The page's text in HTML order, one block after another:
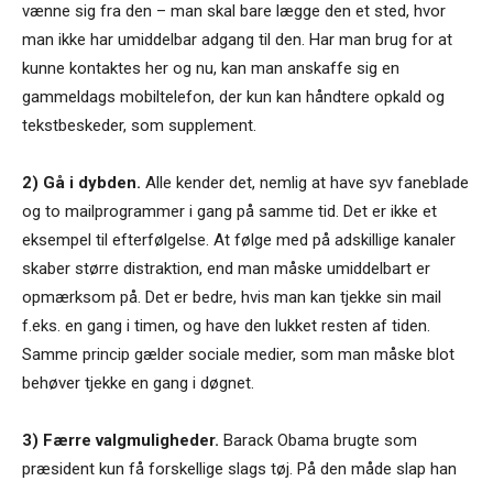
vænne sig fra den – man skal bare lægge den et sted, hvor
man ikke har umiddelbar adgang til den. Har man brug for at
kunne kontaktes her og nu, kan man anskaffe sig en
gammeldags mobiltelefon, der kun kan håndtere opkald og
tekstbeskeder, som supplement.
2) Gå i dybden. Alle kender det, nemlig at have syv faneblade
og to mailprogrammer i gang på samme tid. Det er ikke et
eksempel til efterfølgelse. At følge med på adskillige kanaler
skaber større distraktion, end man måske umiddelbart er
opmærksom på. Det er bedre, hvis man kan tjekke sin mail
f.eks. en gang i timen, og have den lukket resten af tiden.
Samme princip gælder sociale medier, som man måske blot
behøver tjekke en gang i døgnet.
3) Færre valgmuligheder. Barack Obama brugte som
præsident kun få forskellige slags tøj. På den måde slap han